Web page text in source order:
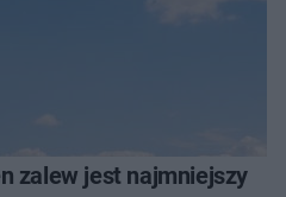
zalew jest najmniejszy